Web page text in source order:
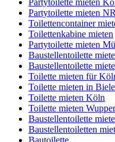
Partytoilette mieten
Partytoilette mieten
Toilettencontainer
Toilettenkabine mieten
Partytoilette mieten
Baustellentoilette
Baustellentoilette
Toilette mieten für
Toilette mieten in
Toilette mieten Köln
Toilette mieten
Baustellentoilette
Baustellentoiletten
Bautoilette